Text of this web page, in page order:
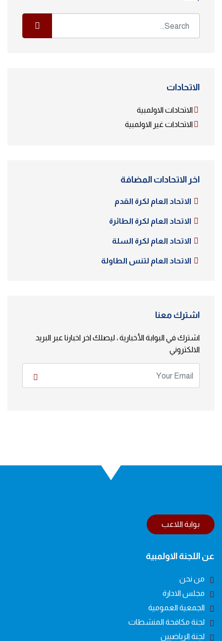
الاتحادات
الاتحادات الاولمبية
الاتحادات غير الاولمبية
اخر الاتحادات المضافة
الاتحاد العام لكرة القدم
الاتحاد العام لكرة الطائرة
الاتحاد العام لكرة السلة
الاتحاد العام لتنس الطاولة
اشترك معنا
اشترك في البوابة الأخبارية ، ليصلك اخر اخبارنا عبر البريد
الالكتروني
بوابة اللاعب
عن اللجنة الاولمبية
من نحن
مجلس الادارة
الجمعية العمومية
لجنة مكافحة المنشطات
لجنة الرياضيين